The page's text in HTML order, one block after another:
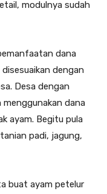
modulnya sudah
dana
dengan
Desa dengan
dana
ayam. Begitu pula
padi, jagung,
buat ayam petelur